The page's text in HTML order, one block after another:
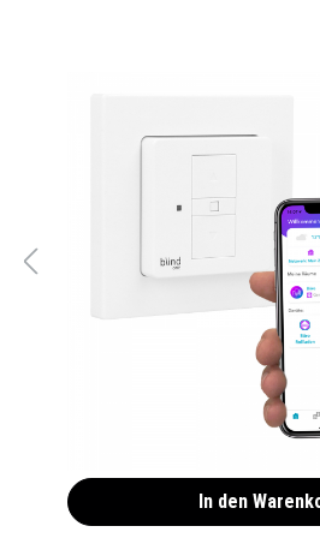
WLAN Rolladen
(Smarthome) Alexa kompatibel
In den